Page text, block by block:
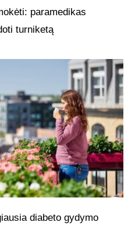
paramedikas
turniketą
diabeto gydymo